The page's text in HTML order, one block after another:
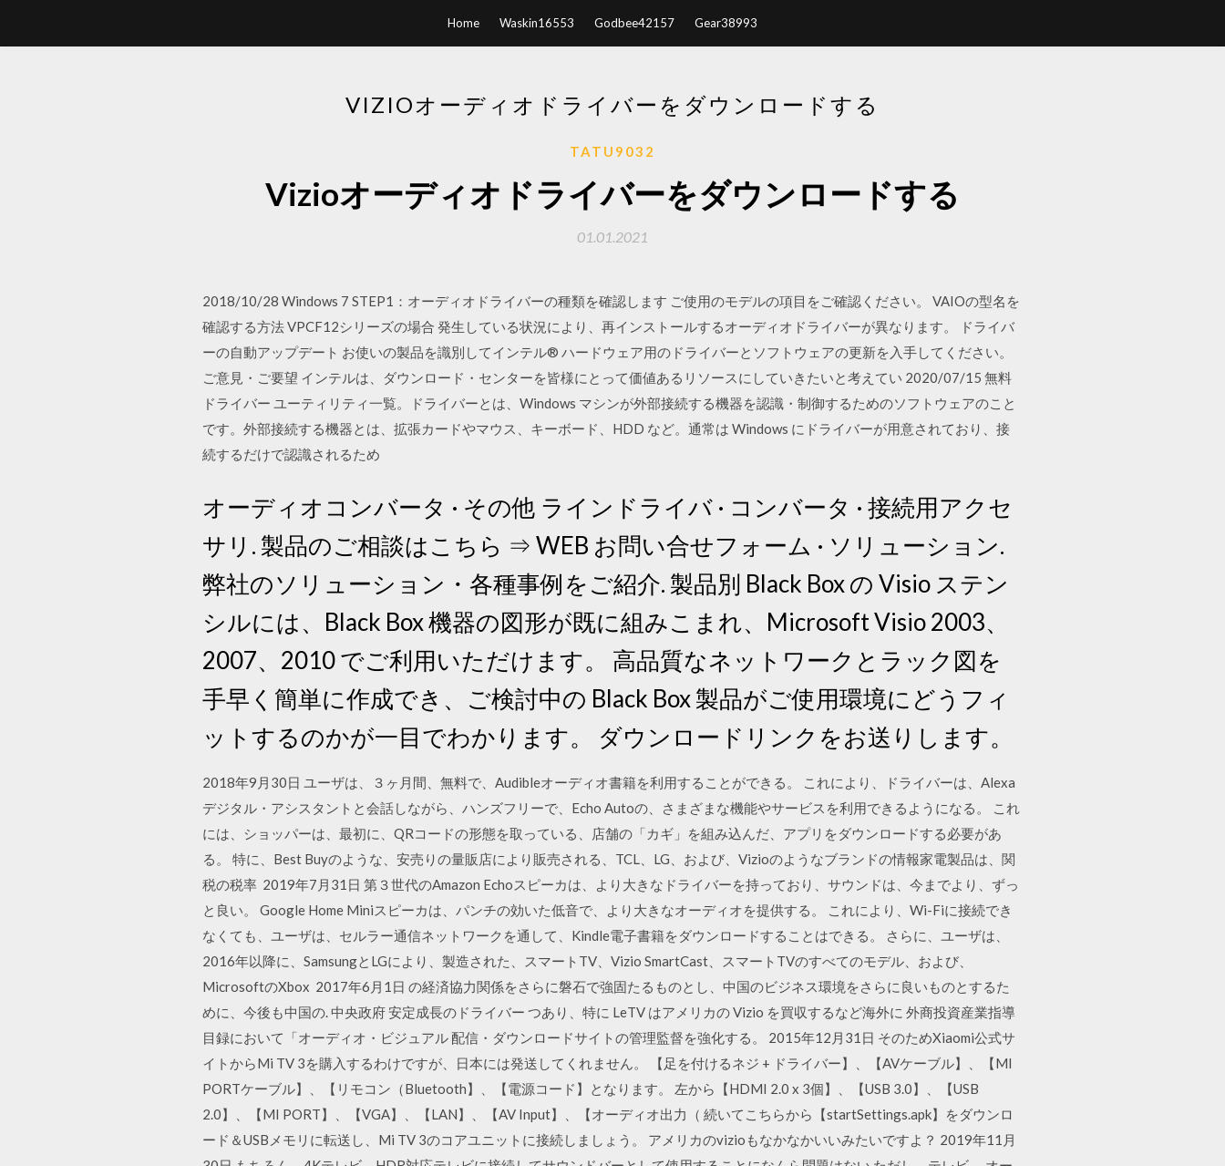
Home Waskin16553 Godbee42157 Gear38993
VIZIOオーディオドライバーをダウンロードする
TATU9032
Vizioオーディオドライバーをダウンロードする
01.01.2021
2018/10/28 Windows 7 STEP1：オーディオドライバーの種類を確認します ご使用のモデルの項目をご確認ください。 VAIOの型名を
確認する方法 VPCF12シリーズの場合 発生している状況により、再インストールするオーディオドライバーが異なります。 ドライバ
ーの自動アップデート お使いの製品を識別してインテル® ハードウェア用のドライバーとソフトウェアの更新を入手してください。
ご意見・ご要望 インテルは、ダウンロード・センターを皆様にとって価値あるリソースにしていきたいと考えてい 2020/07/15 無料
ドライバー ユーティリティ一覧。ドライバーとは、Windows マシンが外部接続する機器を認識・制御するためのソフトウェアのこと
です。外部接続する機器とは、拡張カードやマウス、キーボード、HDD など。通常は Windows にドライバーが用意されており、接
続するだけで認識されるため
オーディオコンバータ · その他 ラインドライバ · コンバータ · 接続用アクセ
サリ. 製品のご相談はこちら ⇒ WEB お問い合せフォーム · ソリューション.
弊社のソリューション・各種事例をご紹介. 製品別 Black Box の Visio ステン
シルには、Black Box 機器の図形が既に組みこまれ、Microsoft Visio 2003、
2007、2010 でご利用いただけます。 高品質なネットワークとラック図を
手早く簡単に作成でき、ご検討中の Black Box 製品がご使用環境にどうフィ
ットするのかが一目でわかります。 ダウンロードリンクをお送りします。
2018年9月30日 ユーザは、３ヶ月間、無料で、Audibleオーディオ書籍を利用することができる。 これにより、ドライバーは、Alexa
デジタル・アシスタントと会話しながら、ハンズフリーで、Echo Autoの、さまざまな機能やサービスを利用できるようになる。 これ
には、ショッパーは、最初に、QRコードの形態を取っている、店舗の「カギ」を組み込んだ、アプリをダウンロードする必要があ
る。 特に、Best Buyのような、安売りの量販店により販売される、TCL、LG、および、Vizioのようなブランドの情報家電製品は、関
税の税率 2019年7月31日 第３世代のAmazon Echoスピーカは、より大きなドライバーを持っており、サウンドは、今までより、ずっ
と良い。 Google Home Miniスピーカは、パンチの効いた低音で、より大きなオーディオを提供する。 これにより、Wi-Fiに接続でき
なくても、ユーザは、セルラー通信ネットワークを通して、Kindle電子書籍をダウンロードすることはできる。 さらに、ユーザは、
2016年以降に、SamsungとLGにより、製造された、スマートTV、Vizio SmartCast、スマートTVのすべてのモデル、および、
MicrosoftのXbox 2017年6月1日 の経済協力関係をさらに磐石で強固たるものとし、中国のビジネス環境をさらに良いものとするた
めに、今後も中国の. 中央政府 安定成長のドライバー つあり、特に LeTV はアメリカの Vizio を買収するなど海外に 外商投資産業指導
目録において「オーディオ・ビジュアル 配信・ダウンロードサイトの管理監督を強化する。 2015年12月31日 そのためXiaomi公式サ
イトからMi TV 3を購入するわけですが、日本には発送してくれません。 【足を付けるネジ + ドライバー】、【AVケーブル】、【MI
PORTケーブル】、【リモコン（Bluetooth】、【電源コード】となります。 左から【HDMI 2.0 x 3個】、【USB 3.0】、【USB
2.0】、【MI PORT】、【VGA】、【LAN】、【AV Input】、【オーディオ出力（ 続いてこちらから【startSettings.apk】をダウンロ
ード＆USBメモリに転送し、Mi TV 3のコアユニットに接続しましょう。 アメリカのvizioもなかなかいいみたいですよ？ 2019年11月